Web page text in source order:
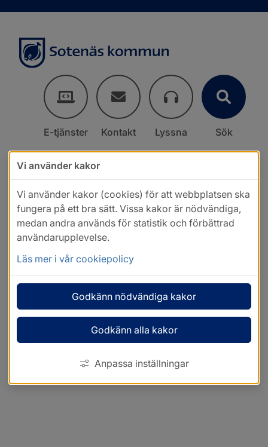
E-tjänster Kontakt Lyssna Sök
Vi använder kakor
Vi använder kakor (cookies) för att webbplatsen ska
fungera på ett bra sätt. Vissa kakor är nödvändiga,
medan andra används för statistik och förbättrad
användarupplevelse.
Läs mer i vår cookiepolicy
Godkänn nödvändiga kakor
Godkänn alla kakor
Anpassa inställningar